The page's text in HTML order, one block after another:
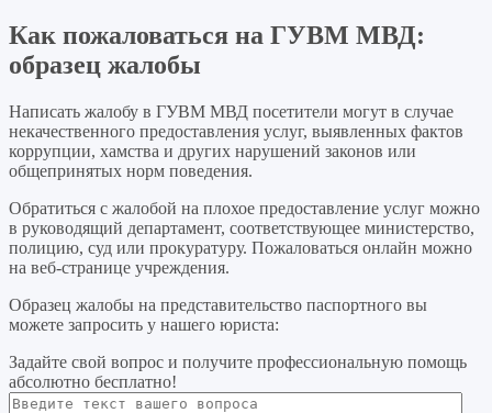
Как пожаловаться на ГУВМ МВД:
образец жалобы
Написать жалобу в ГУВМ МВД посетители могут в случае
некачественного предоставления услуг, выявленных фактов
коррупции, хамства и других нарушений законов или
общепринятых норм поведения.
Обратиться с жалобой на плохое предоставление услуг можно
в руководящий департамент, соответствующее министерство,
полицию, суд или прокуратуру. Пожаловаться онлайн можно
на веб-странице учреждения.
Образец жалобы на представительство паспортного вы
можете запросить у нашего юриста:
Задайте свой вопрос и получите профессиональную помощь
абсолютно бесплатно!